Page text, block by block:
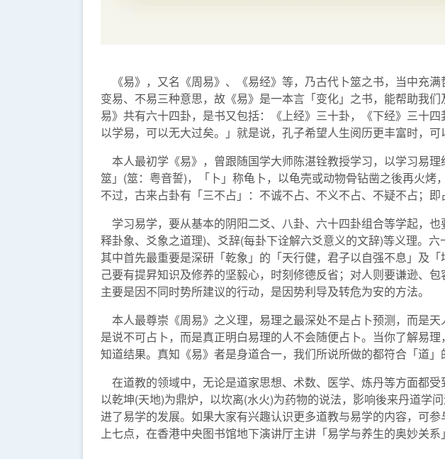
《易》，又名《周易》、《易经》等，乃古代卜筮之书，当中充
变易、不易三种意思，故《易》是一本言「变化」之书，能帮助我
易》共有六十四卦，是书又包括：《上经》三十卦，《下经》三十
以学易，可以无大过矣。」就是说，孔子希望人生阅历更丰富时，
本人最初学《易》，曾跟随国学大师陈湛铨教授学习，以学习易
筮」(筮：粤音誓)，「卜」称龟卜，以龟壳或动物骨钻凿之後再火烤
不过，古来占卦有「三不占」：不诚不占、不义不占、不疑不占；
学习易学，要从基本的阴阳二爻、八卦、六十四卦组合等学起，
释卦象、爻象之道理)、爻辞(每卦下诠解六爻意义的文辞)等义理。
其中首先最重要是深研「乾象」的「天行健，君子以自强不息」及
己要有提昇知识及修养的坚毅心，时刻修德反省；对人则要谦逊、
主要是因不同时势所建议的行动，是因势利导及转危为安的方法。
本人最尊崇《周易》之义理，易理之最深处不是占卜预测，而是
是说不可占卜，而是真正明白易理的人不会随便占卜。当你了解易
知道结果。真知《易》者是身道合一，我们所说所做的都符合「道」
在道教的领域中，无论是道家思想、术数、医学、炼丹等方面都
以乾坤(天地)为鼎炉，以坎离(水火)为药物的说法，影响後来丹道学
进了易学的发展。如果大家有兴趣认识更多道教与易学的内容，可
上七点，在香港中央图书馆地下演讲厅主讲「易学与养生的奥妙关